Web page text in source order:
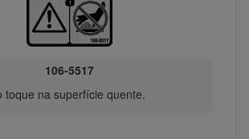
106-5517
toque na superfície quente.